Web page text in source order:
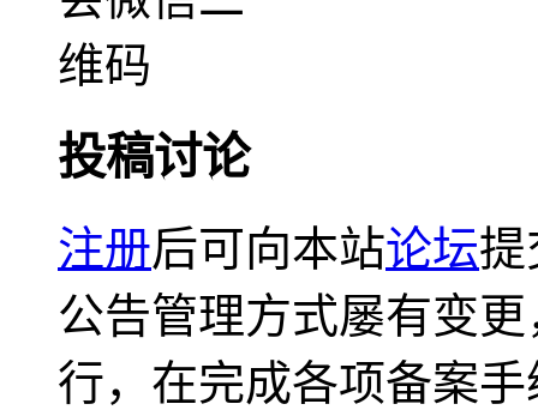
投稿讨论
注册后可向本站论坛提
公告管理方式屡有变
行，在完成各项备案